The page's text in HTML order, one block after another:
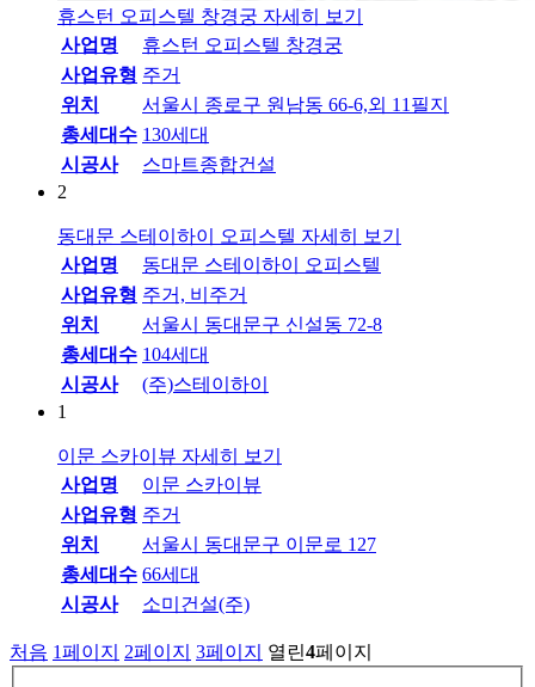
휴스턴 오피스텔 창경궁 자세히 보기
사업명
휴스턴 오피스텔 창경궁
사업유형 주거
위치
서울시 종로구 원남동 66-6,외 11필지
총세대수 130세대
시공사
스마트종합건설
2
동대문 스테이하이 오피스텔 자세히 보기
사업명
동대문 스테이하이 오피스텔
사업유형 주거, 비주거
위치
서울시 동대문구 신설동 72-8
총세대수 104세대
시공사
(주)스테이하이
1
이문 스카이뷰 자세히 보기
사업명
이문 스카이뷰
사업유형 주거
위치
서울시 동대문구 이문로 127
총세대수 66세대
시공사
소미건설(주)
처음 1페이지 2페이지 3페이지 열린4페이지